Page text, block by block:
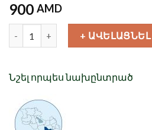
900 AMD
+ ԱՎԵԼԱՑՆԵԼ
Նշել որպես նախընտրած